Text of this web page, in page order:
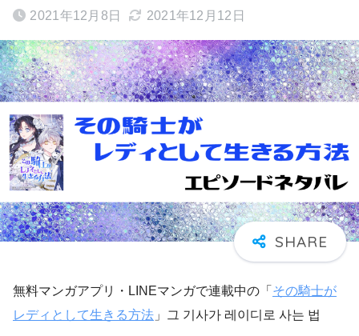
2021年12月8日 2021年12月12日
無料マンガアプリ・LINEマンガで連載中の「 その騎士が
レディとして生きる方法 」그 기사가 레이디로 사는 법